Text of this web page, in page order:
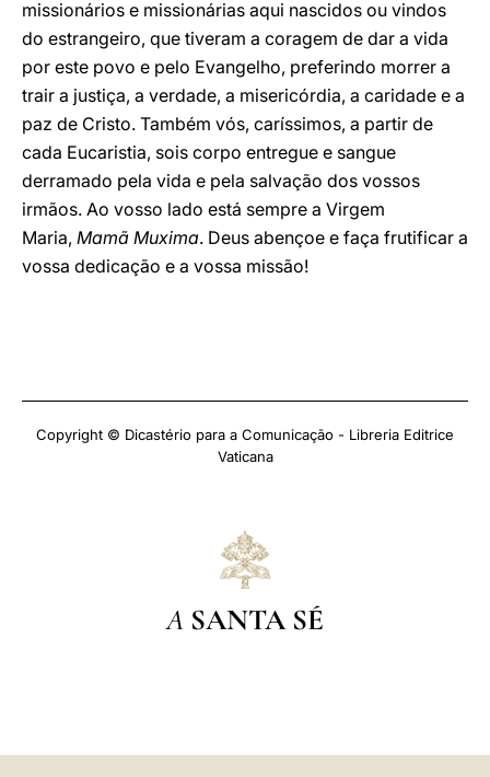
missionários e missionárias aqui nascidos ou vindos
do estrangeiro, que tiveram a coragem de dar a vida
por este povo e pelo Evangelho, preferindo morrer a
trair a justiça, a verdade, a misericórdia, a caridade e a
paz de Cristo. Também vós, caríssimos, a partir de
cada Eucaristia, sois corpo entregue e sangue
derramado pela vida e pela salvação dos vossos
irmãos. Ao vosso lado está sempre a Virgem
Maria, Mamã Muxima. Deus abençoe e faça frutificar a
vossa dedicação e a vossa missão!
Copyright © Dicastério para a Comunicação - Libreria Editrice
Vaticana
A SANTA SÉ